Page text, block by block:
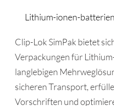
Lithium-ionen-batterien
Clip-Lok SimPak bietet
Verpackungen für
langlebigen
sicheren Transport,
Vorschriften und